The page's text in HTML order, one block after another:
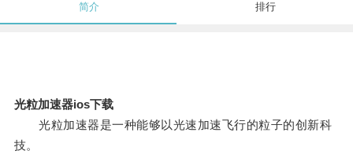
简介 排行
光粒加速器ios下载
光粒加速器是一种能够以光速加速飞行的粒子的创新科
技。